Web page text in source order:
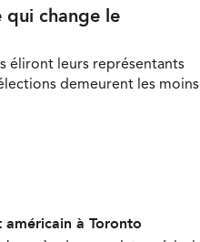
qui change le
éliront leurs représentants
demeurent les moins
à Toronto